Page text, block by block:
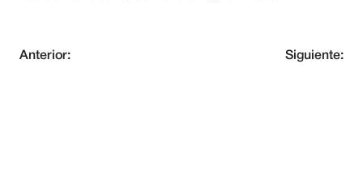
Anterior: Siguiente: